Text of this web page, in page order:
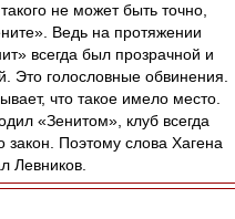
не может быть точно,
Ведь на протяжении
всегда был прозрачной и
Это голословные обвинения.
что такое имело место.
«Зенитом», клуб всегда
закон. Поэтому слова Хагена
Левников.